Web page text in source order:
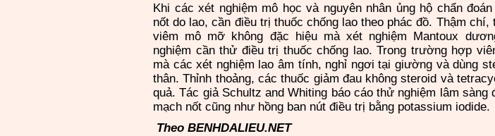
Khi các xét nghiệm mô học và nguyên nhân ủng hộ chẩn
nốt do lao, cần điều trị thuốc chống lao theo phác đồ. Thậm
viêm mô mỡ không đặc hiệu mà xét nghiệm Mantoux
nghiệm cần thử điều trị thuốc chống lao. Trong trường hợp
màcác xét nghiệm lao âm tính, nghỉ ngơi tại giường và dùng
thân. Thỉnh thoảng, các thuốc giảm đau không steroid và
quả. Tác giả Schultz and Whiting báocáo thử nghiệm lâm sàng
mạch nốt cũng như hồng ban nút điều trị bằng potassium iodide.
Theo BENHDALIEU.NET